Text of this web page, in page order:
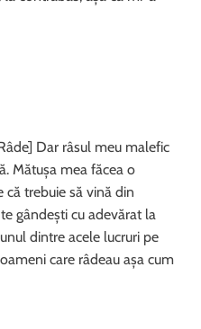
Dar râsul meu malefic
Mătușa mea făcea o
că trebuie să vină din
gândești cu adevărat la
dintre acele lucruri pe
care râdeau așa cum